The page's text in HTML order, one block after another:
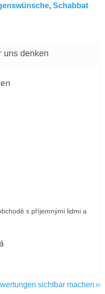
, Schabbat
beträgt 5 von 5 Sternen.
beträgt 5 von 5 Sternen.
beträgt 5 von 5 Sternen.
s příjemnými lidmi a
beträgt 5 von 5 Sternen.
sichtbar machen